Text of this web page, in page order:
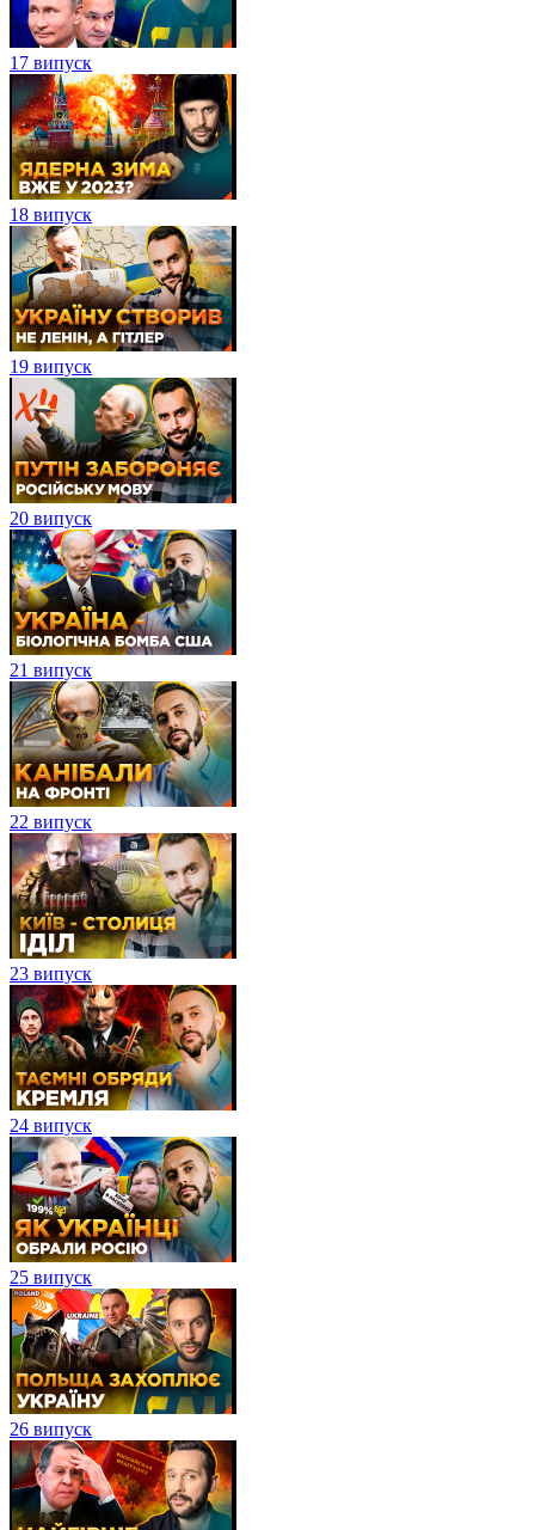
17 випуск
18 випуск
19 випуск
20 випуск
21 випуск
22 випуск
23 випуск
24 випуск
25 випуск
26 випуск